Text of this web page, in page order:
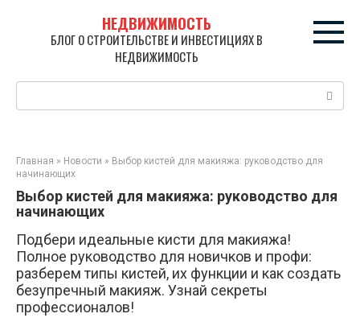
НЕДВИЖИМОСТЬ
БЛОГ О СТРОИТЕЛЬСТВЕ И ИНВЕСТИЦИЯХ В
НЕДВИЖИМОСТЬ
Поиск:
Главная » Новости » Выбор кистей для макияжа: руководство для
начинающих
Выбор кистей для макияжа: руководство для
начинающих
Подбери идеальные кисти для макияжа!
Полное руководство для новичков и профи:
разберем типы кистей, их функции и как создать
безупречный макияж. Узнай секреты
профессионалов!